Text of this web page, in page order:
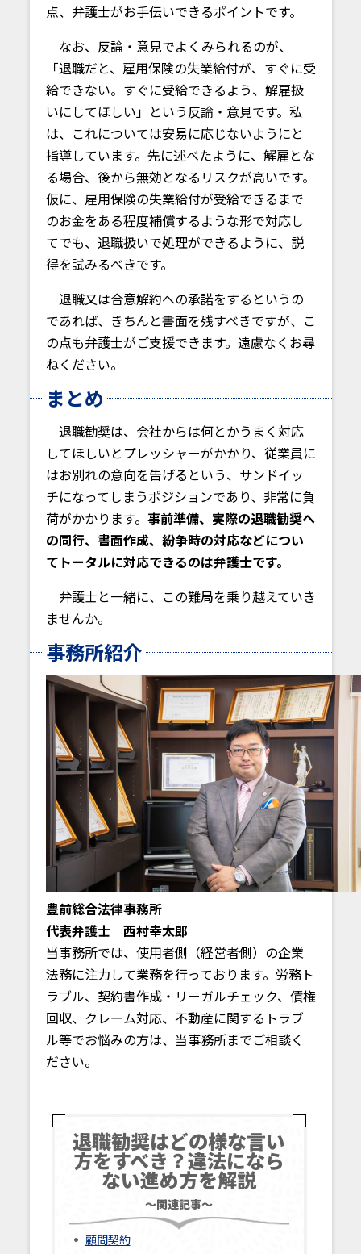
点、弁護士がお手伝いできるポイントです。
なお、反論・意見でよくみられるのが、
「退職だと、雇用保険の失業給付が、すぐに受
給できない。すぐに受給できるよう、解雇扱
いにしてほしい」という反論・意見です。私
は、これについては安易に応じないようにと
指導しています。先に述べたように、解雇とな
る場合、後から無効となるリスクが高いです。
仮に、雇用保険の失業給付が受給できるまで
のお金をある程度補償するような形で対応し
てでも、退職扱いで処理ができるように、説
得を試みるべきです。
退職又は合意解約への承諾をするというの
であれば、きちんと書面を残すべきですが、こ
の点も弁護士がご支援できます。遠慮なくお尋
ねください。
まとめ
退職勧奨は、会社からは何とかうまく対応
してほしいとプレッシャーがかかり、従業員に
はお別れの意向を告げるという、サンドイッ
チになってしまうポジションであり、非常に負
荷がかかります。 事前準備、実際の退職勧奨へ
の同行、書面作成、紛争時の対応などについ
てトータルに対応できるのは弁護士です。
弁護士と一緒に、この難局を乗り越えていき
ませんか。
事務所紹介
豊前総合法律事務所
代表弁護士 西村幸太郎
当事務所では、使用者側（経営者側）の企業
法務に注力して業務を行っております。労務ト
ラブル、契約書作成・リーガルチェック、債権
回収、クレーム対応、不動産に関するトラブ
ル等でお悩みの方は、当事務所までご相談く
ださい。
退職勧奨はどの様な言い
方をすべき？違法になら
ない進め方を解説
～関連記事～
顧問契約